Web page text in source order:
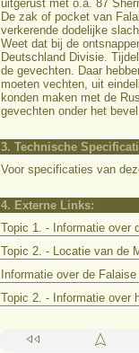
uitgerust met o.a. 87
De zak of pocket van
verkerende dodelijke
Weet dat bij de
Deutschland Divisie.
de gevechten. Daar
moeten vechten, uit
konden maken met de
gevechten onder het
3. Technische
Voor specificaties van
4. Externe Links:
Topic 1. - Informatie over
Topic 2. - Locatie van de
Informatie over de Falaise
Topic 2. - Informatie over
fast_rewind navigation